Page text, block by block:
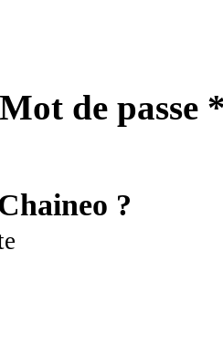
Mot de passe
?